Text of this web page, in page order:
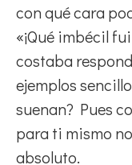
con qué cara
«¡Qué imbécil
costaba
ejemplos
suenan? Pues
para ti mismo
absoluto.